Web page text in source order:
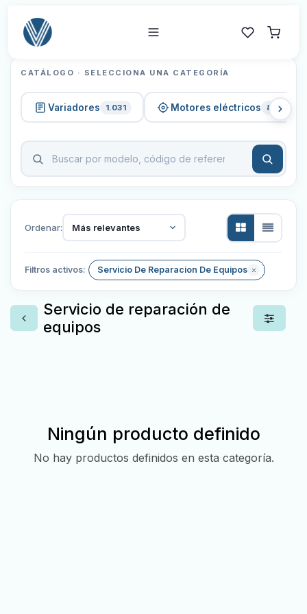
CATÁLOGO · SELECCIONA UNA CATEGORÍA
Variadores 1.031 Motores eléctricos 820
Ordenar: Más relevantes
Filtros activos: Servicio De Reparacion De Equipos
Servicio de reparación de
equipos
Ningún producto definido
No hay productos definidos en esta categoría.